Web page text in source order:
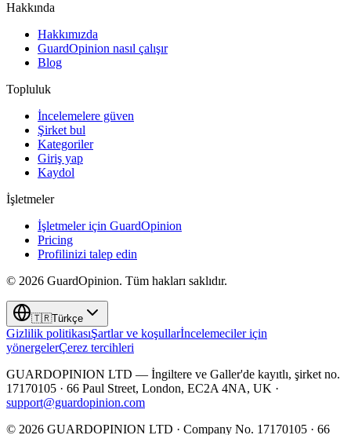
Hakkında
Hakkımızda
GuardOpinion nasıl çalışır
Blog
Topluluk
İncelemelere güven
Şirket bul
Kategoriler
Giriş yap
Kaydol
İşletmeler
İşletmeler için GuardOpinion
Pricing
Profilinizi talep edin
© 2026 GuardOpinion. Tüm hakları saklıdır.
🇹🇷Türkçe
Gizlilik politikasıŞartlar ve koşullarİncelemeciler için
yönergelerÇerez tercihleri
GUARDOPINION LTD — İngiltere ve Galler'de kayıtlı, şirket no.
17170105 · 66 Paul Street, London, EC2A 4NA, UK ·
support@guardopinion.com
© 2026 GUARDOPINION LTD · Company No. 17170105 · 66